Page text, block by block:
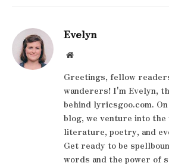
Evelyn
Website
Greetings, fellow
wanderers! I'm Evelyn,
behind lyricsgoo.com.
blog, we venture into
literature, poetry, and
Get ready to be
words and the power of